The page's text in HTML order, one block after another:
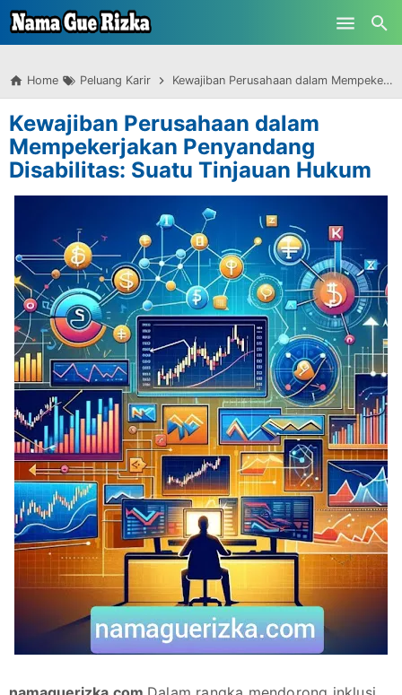
-->
Skip to main content
Home Peluang Karir Kewajiban Perusahaan dalam Mempekerjakan Penyandang Disabilitas: Suatu Tinjauan Hukum
Kewajiban Perusahaan dalam
Mempekerjakan Penyandang
Disabilitas: Suatu Tinjauan Hukum